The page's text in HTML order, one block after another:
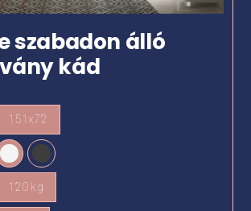
szabadon álló
kád
151x72
120 kg